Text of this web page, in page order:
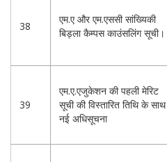
38
एम.ए और एम.एससी सांख्यिकी
बिड़ला कैम्पस काउंसलिंग सूची।
39
एम.ए.एजुकेशन की पहली मेरिट
सूची की विस्तारित तिथि के साथ
नई अधिसूचना